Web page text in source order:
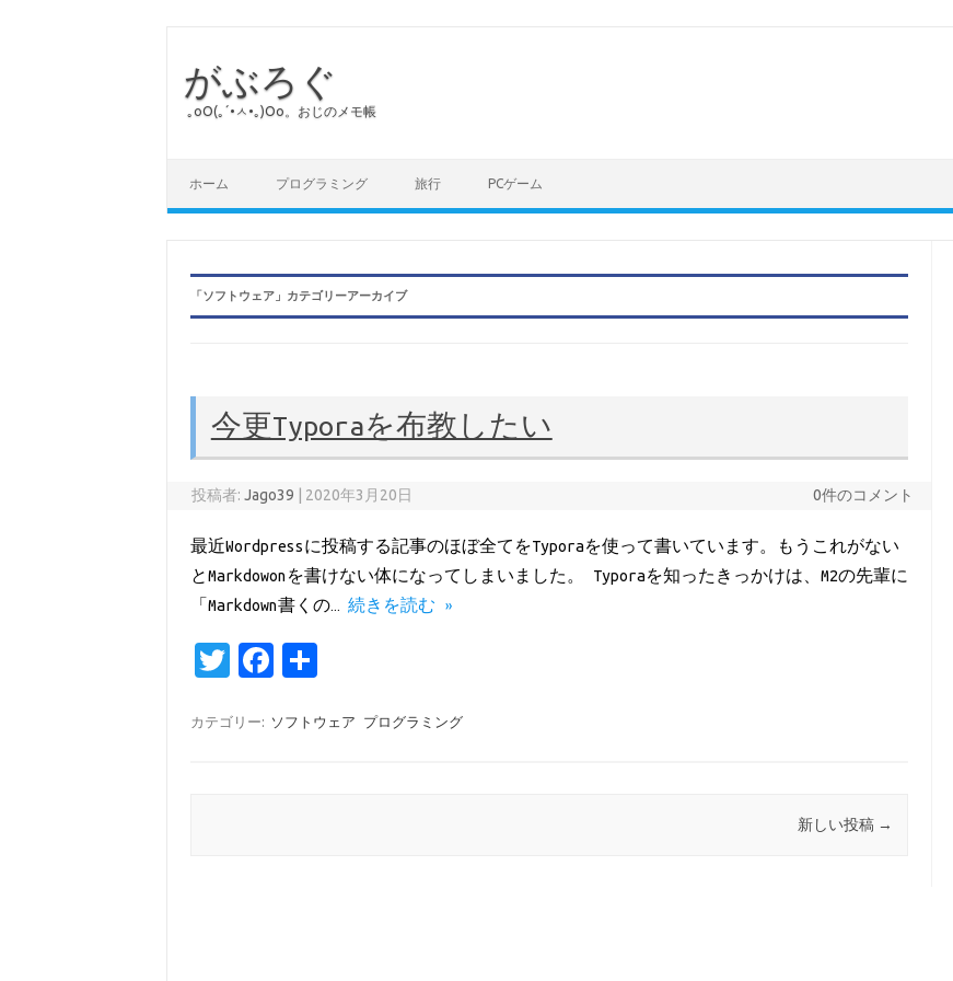
がぶろぐ
｡оО(｡´•ㅅ•｡)Оо。おじのメモ帳
ホーム プログラミング 旅行 PCゲーム
「 ソフトウェア」カテゴリーアーカイブ
今更Typoraを布教したい
投稿者:Jago39 2020年3月20日 0件のコメント
最近Wordpressに投稿する記事のほぼ全てをTyporaを使って書いています。もうこれがない
とMarkdowonを書けない体になってしまいました。 Typoraを知ったきっかけは、M2の先輩に
「Markdown書くの… 続きを読む »
T
it
Fa
e
カテゴリー: ソフトウェア プログラミング
新しい投稿 →